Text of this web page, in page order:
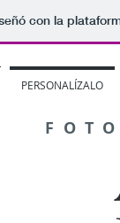
con la
PERSONALÍZALO